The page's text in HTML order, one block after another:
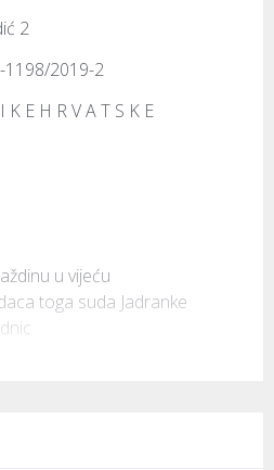
2
1198/2019-2
E H R V A T S K E
u vijeću
toga suda Jadranke